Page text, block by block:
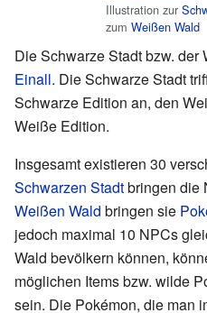
Illustration zur
zum Weißen Wald
Die Schwarze Stadt bzw. der
Einall. Die Schwarze Stadt
Schwarze Edition an, den
Weiße Edition.
Insgesamt existieren 30
Schwarzen Stadtbringen die
Weißen Wald bringen sie
jedoch maximal 10 NPCs
Wald bevölkern können,
möglichen Items bzw. wilde
sein. Die Pokémon, die man